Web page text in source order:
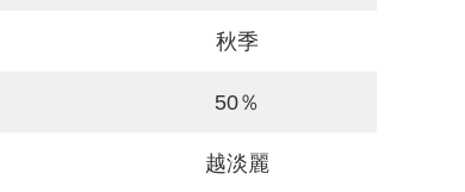
秋季
50％
越淡麗